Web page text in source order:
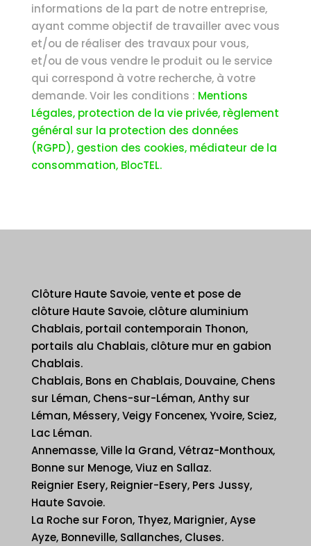
informations de la part de notre entreprise,
ayant comme objectif de travailler avec vous
et/ou de réaliser des travaux pour vous,
et/ou de vous vendre le produit ou le service
qui correspond à votre recherche, à votre
demande. Voir les conditions : Mentions
Légales, protection de la vie privée, règlement
général sur la protection des données
(RGPD), gestion des cookies, médiateur de la
consommation, BlocTEL.
Clôture Haute Savoie, vente et pose de
clôture Haute Savoie, clôture aluminium
Chablais, portail contemporain Thonon,
portails alu Chablais, clôture mur en gabion
Chablais.
Chablais, Bons en Chablais, Douvaine, Chens
sur Léman, Chens-sur-Léman, Anthy sur
Léman, Méssery, Veigy Foncenex, Yvoire, Sciez,
Lac Léman.
Annemasse, Ville la Grand, Vétraz-Monthoux,
Bonne sur Menoge, Viuz en Sallaz.
Reignier Esery, Reignier-Esery, Pers Jussy,
Haute Savoie.
La Roche sur Foron, Thyez, Marignier, Ayse
Ayze, Bonneville, Sallanches, Cluses.